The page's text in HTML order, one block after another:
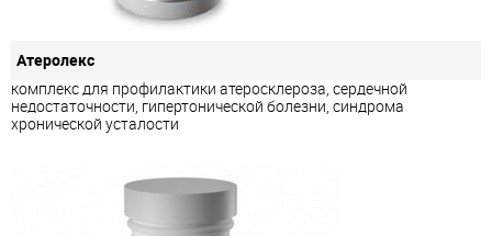
Атеролекс
комплекс для профилактики атеросклероза, сердечной
недостаточности, гипертонической болезни, синдрома
хронической усталости